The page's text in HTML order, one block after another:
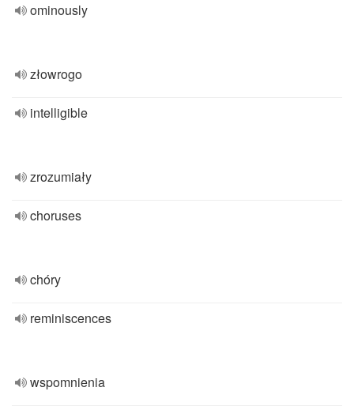
ominously
złowrogo
intelligible
zrozumiały
choruses
chóry
reminiscences
wspomnienia